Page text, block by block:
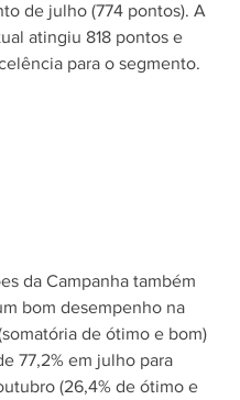
de julho (774 pontos). A
atingiu 818 pontos e
para o segmento.
da Campanha também
bom desempenho na
de ótimo e bom)
77,2% em julho para
(26,4% de ótimo e